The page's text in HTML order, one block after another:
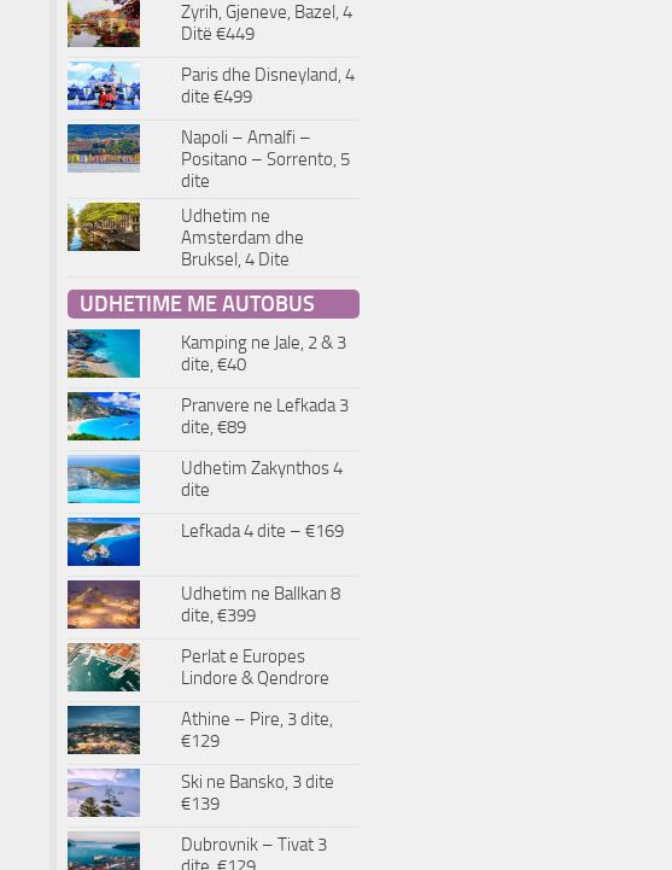
Zyrih, Gjeneve, Bazel, 4
Ditë €449
Paris dhe Disneyland, 4
dite €499
Napoli – Amalfi –
Positano – Sorrento, 5
dite
Udhetim ne
Amsterdam dhe
Bruksel, 4 Dite
UDHETIME ME AUTOBUS
Kamping ne Jale, 2 & 3
dite, €40
Pranvere ne Lefkada 3
dite, €89
Udhetim Zakynthos 4
dite
Lefkada 4 dite – €169
Udhetim ne Ballkan 8
dite, €399
Perlat e Europes
Lindore & Qendrore
Athine – Pire, 3 dite,
€129
Ski ne Bansko, 3 dite
€139
Dubrovnik – Tivat 3